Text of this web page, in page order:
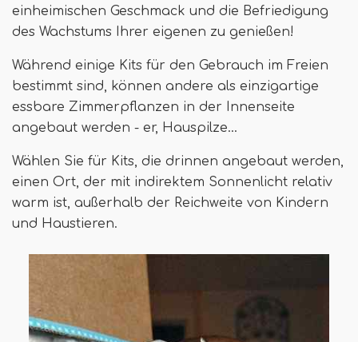
einheimischen Geschmack und die Befriedigung
des Wachstums Ihrer eigenen zu genießen!
Während einige Kits für den Gebrauch im Freien
bestimmt sind, können andere als einzigartige
essbare Zimmerpflanzen in der Innenseite
angebaut werden - er, Hauspilze…
Wählen Sie für Kits, die drinnen angebaut werden,
einen Ort, der mit indirektem Sonnenlicht relativ
warm ist, außerhalb der Reichweite von Kindern
und Haustieren.